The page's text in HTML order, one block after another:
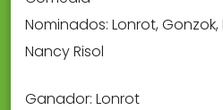
Nominados: Lonrot,
Nancy Risol
Ganador: Lonrot